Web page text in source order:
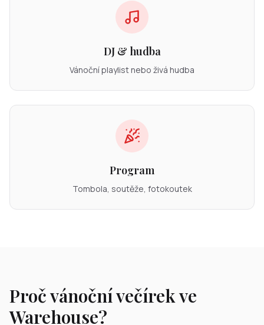
DJ & hudba
Vánoční playlist nebo živá hudba
Program
Tombola, soutěže, fotokoutek
Proč vánoční večírek ve
Warehouse?